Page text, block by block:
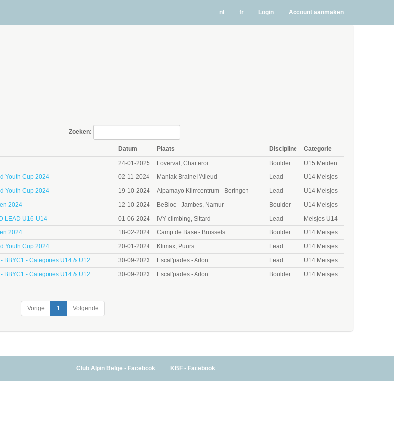
nl fr Login Account aanmaken
Zoeken:
Datum Plaats Discipline Categorie
24-01-2025 Loverval, Charleroi Boulder
U15 Meiden
Youth Cup 2024 02-11-2024 Maniak Braine l'Alleud Lead
U14 Meisjes
Youth Cup 2024 19-10-2024 Alpamayo Klimcentrum - Beringen Lead
U14 Meisjes
2024 12-10-2024 BeBloc - Jambes, Namur Boulder
U14 Meisjes
LEAD U16-U14 01-06-2024 IVY climbing, Sittard Lead
Meisjes U14
2024 18-02-2024 Camp de Base - Brussels Boulder
U14 Meisjes
Youth Cup 2024 20-01-2024 Klimax, Puurs Lead
U14 Meisjes
BBYC1 - Categories U14 & U12. 30-09-2023 Escal'pades - Arlon Lead
U14 Meisjes
BBYC1 - Categories U14 & U12. 30-09-2023 Escal'pades - Arlon Boulder U14 Meisjes
Vorige
1 Volgende
Club Alpin Belge - Facebook KBF - Facebook